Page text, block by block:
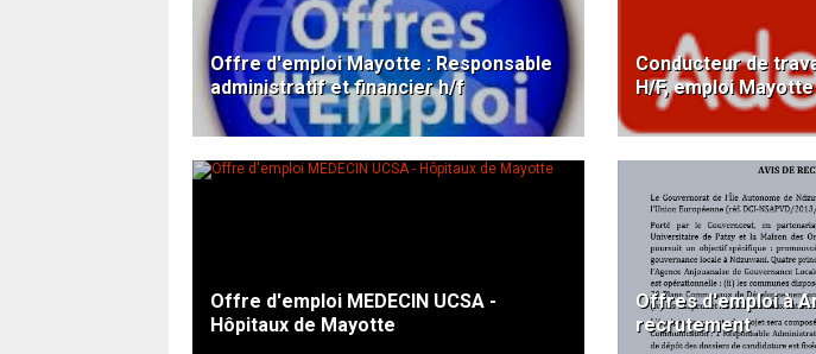
Offre d'emploi Mayotte : Responsable
administratif et financier h/f
Conducteur de
H/F, emploi Mayotte
Offre d'emploi MEDECIN UCSA -
Hôpitaux de Mayotte
Offres d'emploi à
recrutement